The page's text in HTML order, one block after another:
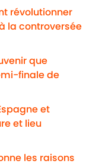
révolutionner
la controversée
que
finale de
et
et lieu
les raisons